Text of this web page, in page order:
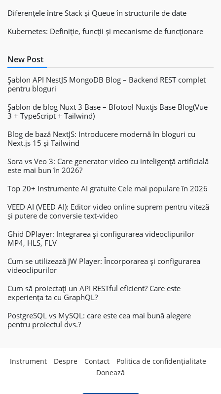
Diferențele între Stack și Queue în structurile de date
Kubernetes: Definiție, funcții și mecanisme de funcționare
New Post
Șablon API NestJS MongoDB Blog – Backend REST complet
pentru bloguri
Șablon de blog Nuxt 3 Base – Bfotool Nuxtjs Base Blog(Vue
3 + TypeScript + Tailwind)
Blog de bază NextJS: Introducere modernă în bloguri cu
Next.js 15 și Tailwind
Sora vs Veo 3: Care generator video cu inteligență artificială
este mai bun în 2026?
Top 20+ Instrumente AI gratuite Cele mai populare în 2026
VEED AI (VEED AI): Editor video online suprem pentru viteză
și putere de conversie text-video
Ghid DPlayer: Integrarea și configurarea videoclipurilor
MP4, HLS, FLV
Cum se utilizează JW Player: Încorporarea și configurarea
videoclipurilor
Cum să proiectați un API RESTful eficient? Care este
experiența ta cu GraphQL?
PostgreSQL vs MySQL: care este cea mai bună alegere
pentru proiectul dvs.?
Instrument Despre Contact
Politica de confidențialitate
Donează